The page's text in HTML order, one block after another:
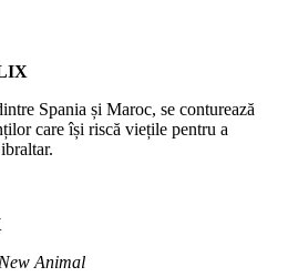
Spania și Maroc, se conturează
care își riscă viețile pentru a
Animal